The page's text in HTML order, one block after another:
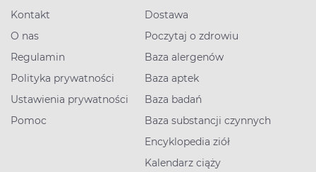
Kontakt
O nas
Regulamin
Polityka prywatności
Ustawienia prywatności
Pomoc
Dostawa
Poczytaj o zdrowiu
Baza alergenów
Baza aptek
Baza badań
Baza substancji czynnych
Encyklopedia ziół
Kalendarz ciąży